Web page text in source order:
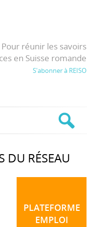
Pour réunir les savoirs
en Suisse romande
S'abonner à REISO
DU RÉSEAU
PLATEFORME
EMPLOI